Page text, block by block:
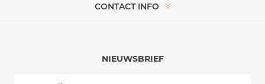
CONTACT INFO
NIEUWSBRIEF